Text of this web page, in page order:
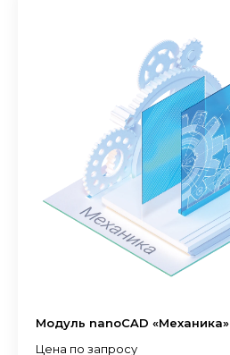
Модуль nanoCAD «Механика»
Цена по запросу